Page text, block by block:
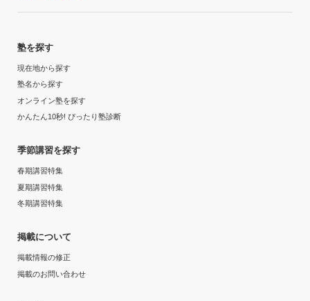
塾を探す
現在地から探す
塾名から探す
オンライン塾を探す
かんたん10秒! ぴったり塾診断
季節講習を探す
春期講習特集
夏期講習特集
冬期講習特集
掲載について
掲載情報の修正
掲載のお問い合わせ